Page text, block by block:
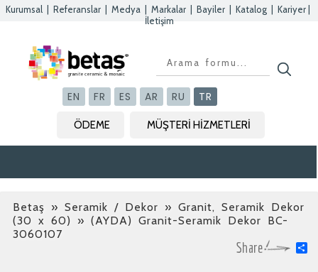
Kurumsal Referanslar Medya Markalar Bayiler Katalog Kariyer
İletişim
EN FR ES AR RU TR
ÖDEME MÜŞTERİ HİZMETLERİ
Betaş » Seramik / Dekor » Granit, Seramik Dekor
(30 x 60)
» (AYDA) Granit-Seramik Dekor BC-
3060107